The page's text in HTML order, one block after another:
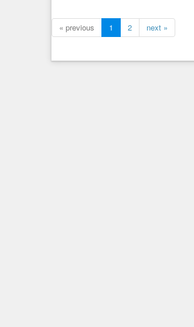
« previous 1 2 next »